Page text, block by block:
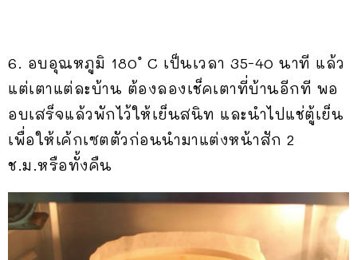
6. อบอุณหภูมิ 180 ํ C เป็นเวลา 35-40 นาที แล้ว
แต่เตาแต่ละบ้าน ต้องลองเช็คเตาที่บ้านอีกที พอ
อบเสร็จแล้วพักไว้ให้เย็นสนิท และนำไปแช่ตู้เย็น
เพื่อให้เค้กเซตตัวก่อนนำมาแต่งหน้าสัก 2
ช.ม.หรือทั้งคืน